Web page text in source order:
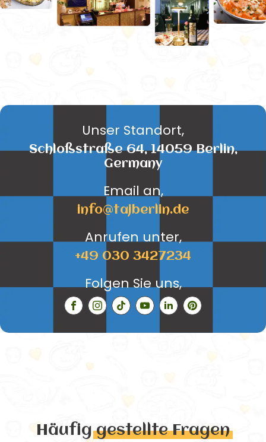
Unser Standort,
Schloßstraße 64, 14059 Berlin,
Germany
Email an,
info@tajberlin.de
Anrufen unter,
+49 030 3427234
Folgen Sie uns,
Häufiggestellte Fragen